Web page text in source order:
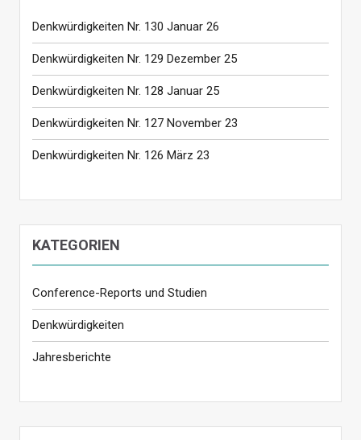
Denkwürdigkeiten Nr. 130 Januar 26
Denkwürdigkeiten Nr. 129 Dezember 25
Denkwürdigkeiten Nr. 128 Januar 25
Denkwürdigkeiten Nr. 127 November 23
Denkwürdigkeiten Nr. 126 März 23
KATEGORIEN
Conference-Reports und Studien
Denkwürdigkeiten
Jahresberichte